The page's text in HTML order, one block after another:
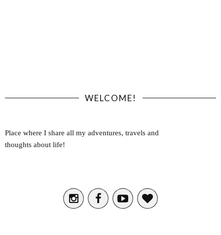
WELCOME!
Place where I share all my adventures, travels and
thoughts about life!